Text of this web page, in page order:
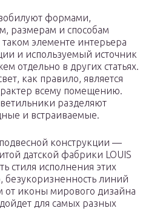
формами,
размерам и способам
элементе интерьера
и используемый источник
отдельно в других статьях.
как правило, является
всему помещению.
разделяют
и встраиваемые.
конструкции —
датской фабрики LOUIS
стиля исполнения этих
безукоризненность линий
от иконы мирового дизайна
для самых разных